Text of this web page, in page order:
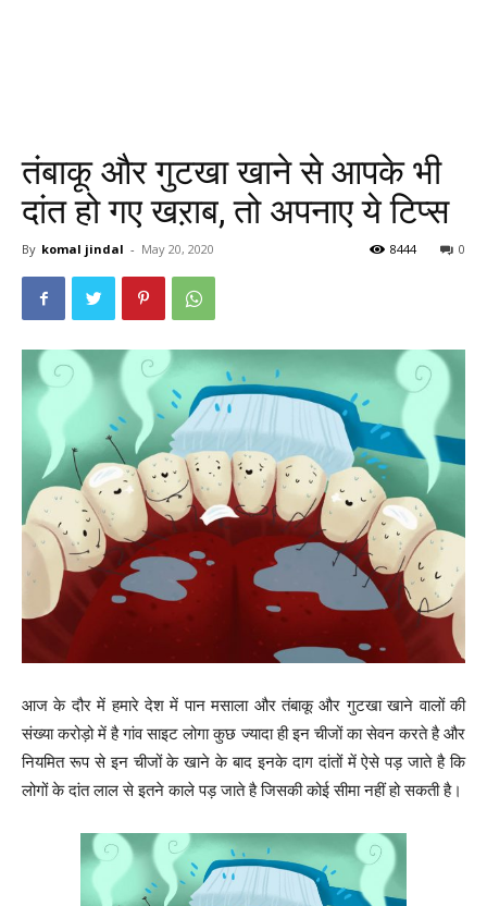
तंबाकू और गुटखा खाने से आपके भी
दांत हो गए खऱाब, तो अपनाए ये टिप्स
By komal jindal - May 20, 2020 0
8444
आज के दौर में हमारे देश में पान मसाला और तंबाकू और गुटखा खाने वालों की
संख्या करोड़ो में है गांव साइट लोगा कुछ ज्यादा ही इन चीजों का सेवन करते है और
नियमित रूप से इन चीजों के खाने के बाद इनके दाग दांतों में ऐसे पड़ जाते है कि
लोगों के दांत लाल से इतने काले पड़ जाते है जिसकी कोई सीमा नहीं हो सकती है।